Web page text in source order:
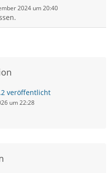
2024 um 20:40
veröffentlicht
um 22:28